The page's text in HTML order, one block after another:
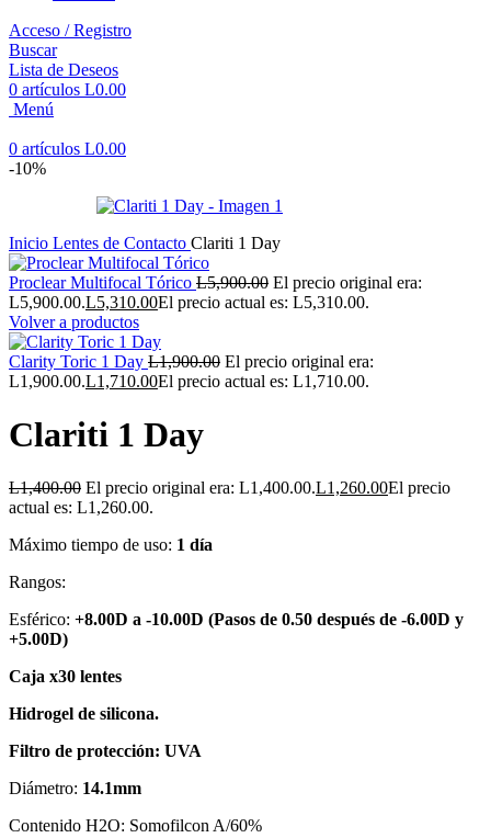
Acceso / Registro
Buscar
Lista de Deseos
0 artículos L0.00
Menú
0 artículos L0.00
-10%
Inicio Lentes de Contacto Clariti 1 Day
Proclear Multifocal Tórico L5,900.00 El precio original era:
L5,900.00.L5,310.00El precio actual es: L5,310.00.
Volver a productos
Clarity Toric 1 Day L1,900.00 El precio original era:
L1,900.00.L1,710.00El precio actual es: L1,710.00.
Clariti 1 Day
L1,400.00 El precio original era: L1,400.00.L1,260.00El precio
actual es: L1,260.00.
Máximo tiempo de uso: 1 día
Rangos:
Esférico: +8.00D a -10.00D (Pasos de 0.50 después de -6.00D y
+5.00D)
Caja x30 lentes
Hidrogel de silicona.
Filtro de protección: UVA
Diámetro: 14.1mm
Contenido H2O: Somofilcon A/60%